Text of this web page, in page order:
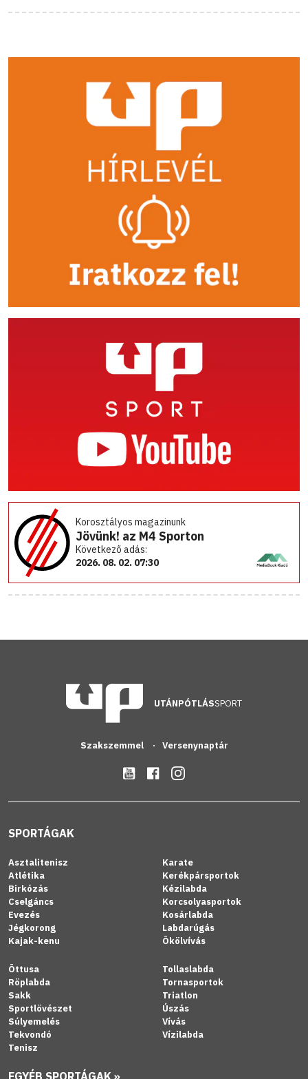
Korosztályos magazinunk
Jövünk! az M4 Sporton
Következő adás:
2026. 08. 02. 07:30
UTÁNPÓTLÁSSPORT
Szakszemmel Versenynaptár
SPORTÁGAK
Asztalitenisz
Atlétika
Birkózás
Cselgáncs
Evezés
Jégkorong
Kajak-kenu
Karate
Kerékpársportok
Kézilabda
Korcsolyasportok
Kosárlabda
Labdarúgás
Ökölvívás
Öttusa
Röplabda
Sakk
Sportlövészet
Súlyemelés
Tekvondó
Tenisz
Tollaslabda
Tornasportok
Triatlon
Úszás
Vívás
Vízilabda
EGYÉB SPORTÁGAK »